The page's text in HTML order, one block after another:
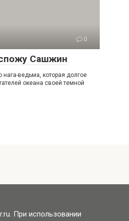
0
Сашжин
ведьма, которая долгое
океана своей темной
При использовании